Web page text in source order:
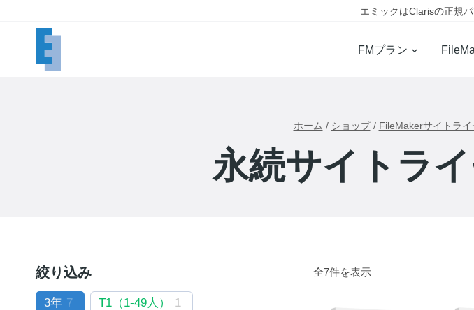
エミックはClarisの正規
FMプラン
ホーム / ショップ / FileMakerサイトライ
永続サイトライ
全7件を表示
絞り込み
3年 7 T1（1-49人） 1